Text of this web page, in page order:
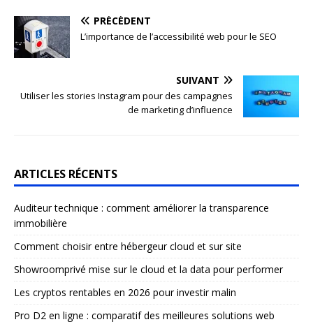
PRÉCÉDENT
L’importance de l’accessibilité web pour le SEO
SUIVANT
Utiliser les stories Instagram pour des campagnes
de marketing d’influence
ARTICLES RÉCENTS
Auditeur technique : comment améliorer la transparence
immobilière
Comment choisir entre hébergeur cloud et sur site
Showroomprivé mise sur le cloud et la data pour performer
Les cryptos rentables en 2026 pour investir malin
Pro D2 en ligne : comparatif des meilleures solutions web